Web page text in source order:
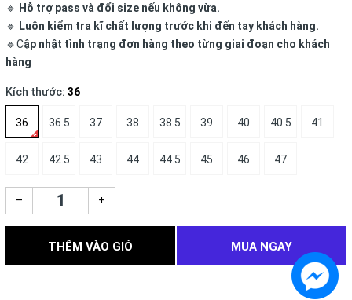
🔹 Hỗ trợ pass và đổi size nếu không vừa.
🔹 Luôn kiểm tra kĩ chất lượng trước khi đến tay khách hàng.
🔹Cập nhật tình trạng đơn hàng theo từng giai đoạn cho khách
hàng
Kích thước: 36
36 36.5 37 38 38.5 39 40 40.5 41
42 42.5 43 44 44.5 45 46 47
– +
THÊM VÀO GIỎ MUA NGAY